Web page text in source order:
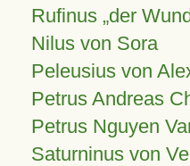
Rufinus „der
Nilus von Sora
Peleusius von
Petrus Andreas
Petrus Nguyen
Saturninus von